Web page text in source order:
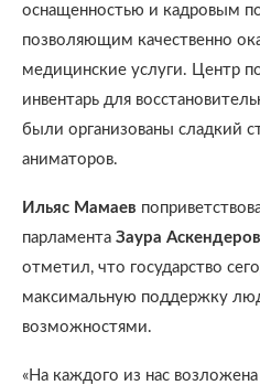
оснащенностью и кадровым
позволяющим качественно
медицинские услуги. Центр
инвентарь для
были организованы сладкий
аниматоров.
Ильяс Мамаев
парламента Заура
отметил, что государство
максимальную поддержку
возможностями.
«На каждого из нас